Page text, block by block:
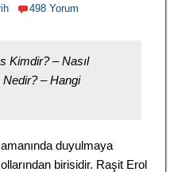
498 Yorum
Kimdir? – Nasıl
Nedir? – Hangi
duyulmaya
birisidir. Raşit Erol